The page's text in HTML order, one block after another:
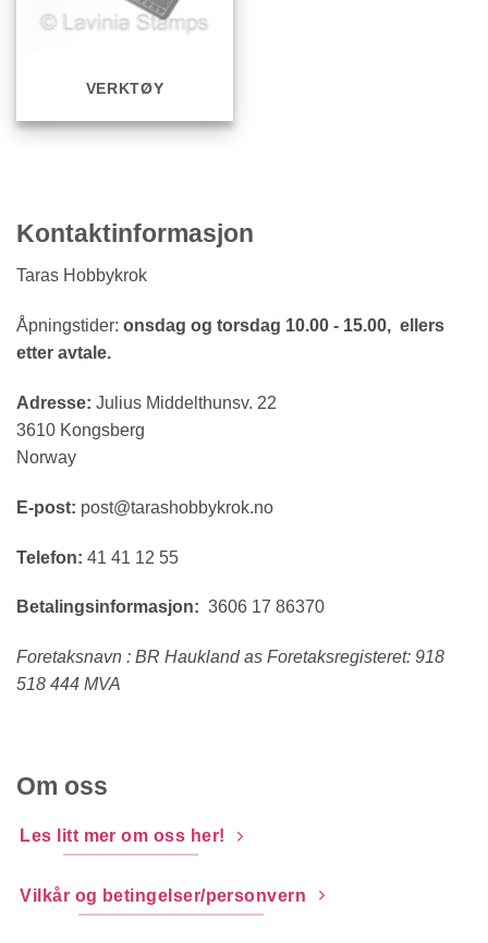
VERKTØY
Kontaktinformasjon
Taras Hobbykrok
Åpningstider: onsdag og torsdag 10.00 - 15.00, ellers
etter avtale.
Adresse: Julius Middelthunsv. 22
3610 Kongsberg
Norway
E-post: post@tarashobbykrok.no
Telefon: 41 41 12 55
Betalingsinformasjon: 3606 17 86370
Foretaksnavn : BR Haukland as Foretaksregisteret: 918
518 444 MVA
Om oss
Les litt mer om oss her!
Vilkår og betingelser/personvern